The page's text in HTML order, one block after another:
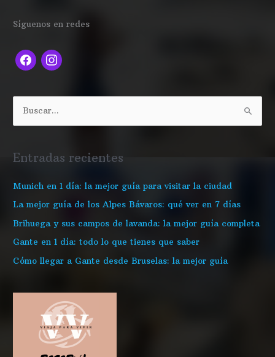
Síguenos en redes
f
c
o
i
s
r
m
c
o
r
:
Entradas recientes
Munich en 1 día: la mejor guía para visitar la ciudad
La mejor guía de los Alpes Bávaros: qué ver en 7 días
Brihuega y sus campos de lavanda: la mejor guía completa
Gante en 1 día: todo lo que tienes que saber
Cómo llegar a Gante desde Bruselas: la mejor guía